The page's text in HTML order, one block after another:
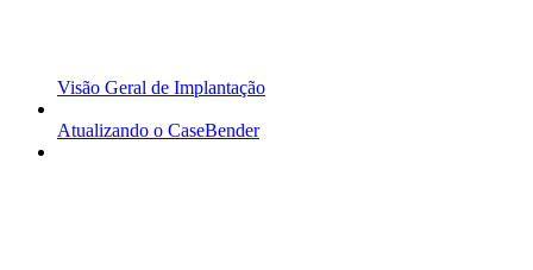
Visão Geral de Implantação
Atualizando o CaseBender